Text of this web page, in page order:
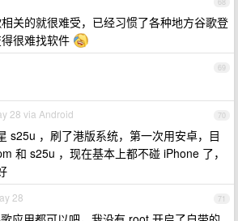
关的就很难受，已经习惯了各种地方谷歌登
很难找软件
69
70
28 via Android
s25u ，刷了港版系统，第一次用安卓，目
和 s25u ，现在基本上都不碰 iPhone 了，
71
28